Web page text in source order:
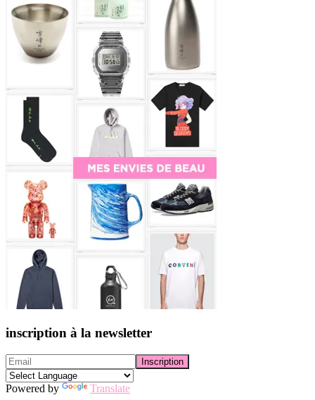
inscription à la newsletter
Powered by Translate